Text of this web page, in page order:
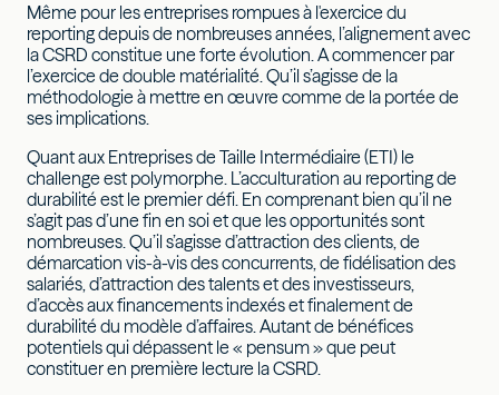
Même pour les entreprises rompues à l'exercice du
reporting depuis de nombreuses années, l’alignement avec
la CSRD constitue une forte évolution. A commencer par
l’exercice de double matérialité. Qu’il s’agisse de la
méthodologie à mettre en œuvre comme de la portée de
ses implications.
Quant aux Entreprises de Taille Intermédiaire (ETI) le
challenge est polymorphe. L’acculturation au reporting de
durabilité est le premier défi. En comprenant bien qu’il ne
s’agit pas d’une fin en soi et que les opportunités sont
nombreuses. Qu’il s’agisse d’attraction des clients, de
démarcation vis-à-vis des concurrents, de fidélisation des
salariés, d’attraction des talents et des investisseurs,
d’accès aux financements indexés et finalement de
durabilité du modèle d’affaires. Autant de bénéfices
potentiels qui dépassent le « pensum » que peut
constituer en première lecture la CSRD.